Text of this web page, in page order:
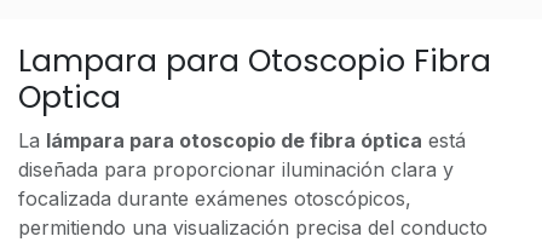
Lampara para Otoscopio Fibra
Optica
La lámpara para otoscopio de fibra óptica está
diseñada para proporcionar iluminación clara y
focalizada durante exámenes otoscópicos,
permitiendo una visualización precisa del conducto